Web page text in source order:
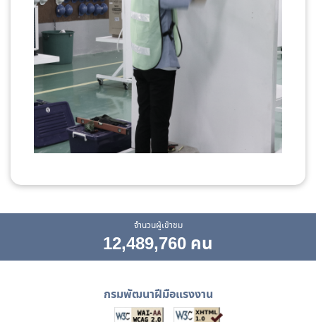
จำนวนผู้เข้าชม
12,489,760 คน
กรมพัฒนาฝีมือแรงงาน